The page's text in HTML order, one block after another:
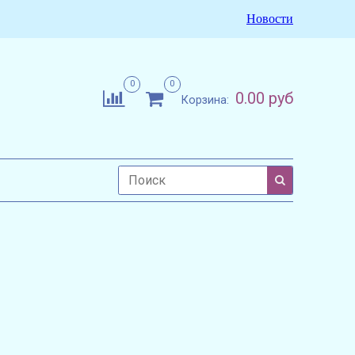
Новости
0 0
Корзина: 0.00 руб